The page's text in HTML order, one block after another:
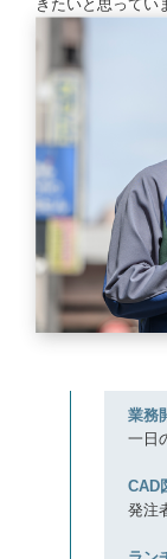
きたいと思ってい
9:15
業務
一日
CAD
発注